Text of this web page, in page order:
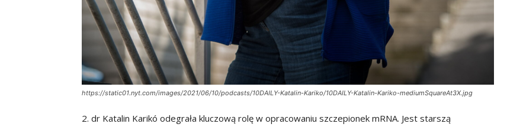
https://static01.nyt.com/images/2021/06/10/podcasts/10DAILY-Katalin-Kariko/10DAILY-Katalin-Kariko-mediumSquareAt3X.jpg
2. dr Katalin Karikó odegrała kluczową rolę w opracowaniu szczepionek mRNA. Jest starszą